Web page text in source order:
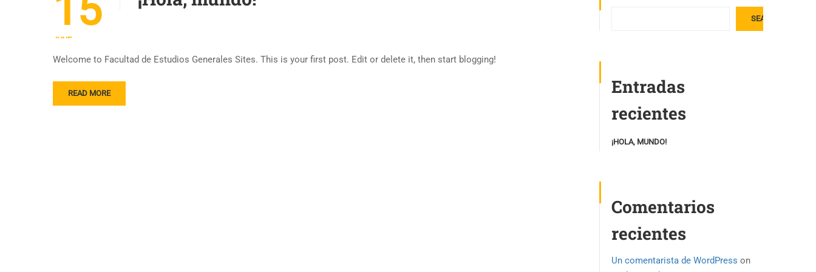
JUNE
Welcome to Facultad de Estudios Generales Sites. This is your first post. Edit or delete it, then start blogging!
READ MORE
SEARCH
Entradas
recientes
¡HOLA, MUNDO!
Comentarios
recientes
Un comentarista de WordPress on